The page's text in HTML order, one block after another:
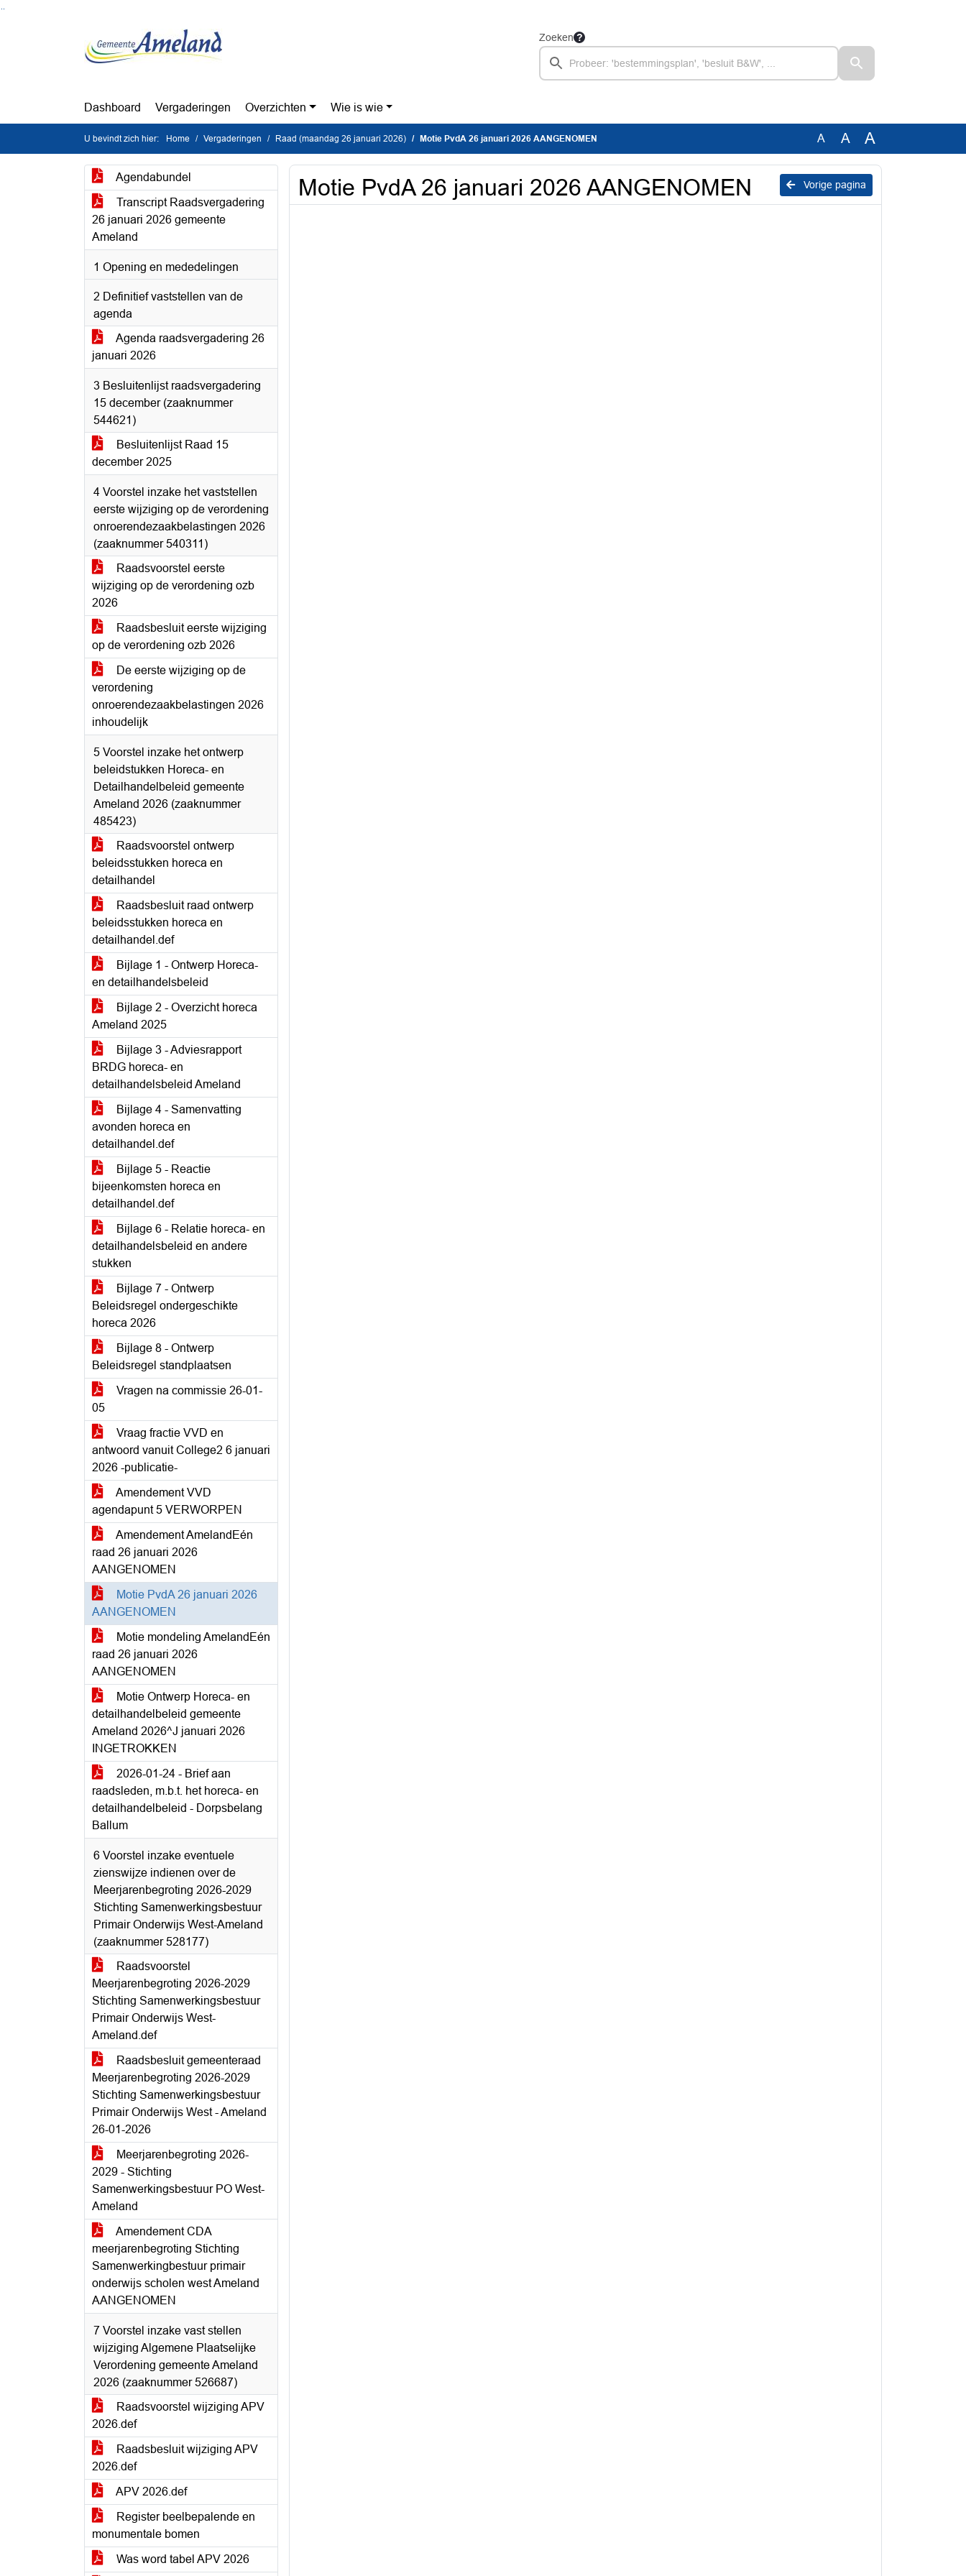
Zoeken
Dashboard Vergaderingen Overzichten Wie is wie
U bevindt zich hier: Home Vergaderingen Raad (maandag 26 januari 2026) Motie PvdA 26 januari 2026 AANGENOMEN A A A
Agendabundel
Transcript Raadsvergadering
26 januari 2026 gemeente
Ameland
1 Opening en mededelingen
2 Definitief vaststellen van de
agenda
Agenda raadsvergadering 26
januari 2026
3 Besluitenlijst raadsvergadering
15 december (zaaknummer
544621)
Besluitenlijst Raad 15
december 2025
4 Voorstel inzake het vaststellen
eerste wijziging op de verordening
onroerendezaakbelastingen 2026
(zaaknummer 540311)
Raadsvoorstel eerste
wijziging op de verordening ozb
2026
Raadsbesluit eerste wijziging
op de verordening ozb 2026
De eerste wijziging op de
verordening
onroerendezaakbelastingen 2026
inhoudelijk
5 Voorstel inzake het ontwerp
beleidstukken Horeca- en
Detailhandelbeleid gemeente
Ameland 2026 (zaaknummer
485423)
Raadsvoorstel ontwerp
beleidsstukken horeca en
detailhandel
Raadsbesluit raad ontwerp
beleidsstukken horeca en
detailhandel.def
Bijlage 1 - Ontwerp Horeca-
en detailhandelsbeleid
Bijlage 2 - Overzicht horeca
Ameland 2025
Bijlage 3 - Adviesrapport
BRDG horeca- en
detailhandelsbeleid Ameland
Bijlage 4 - Samenvatting
avonden horeca en
detailhandel.def
Bijlage 5 - Reactie
bijeenkomsten horeca en
detailhandel.def
Bijlage 6 - Relatie horeca- en
detailhandelsbeleid en andere
stukken
Bijlage 7 - Ontwerp
Beleidsregel ondergeschikte
horeca 2026
Bijlage 8 - Ontwerp
Beleidsregel standplaatsen
Vragen na commissie 26-01-
05
Vraag fractie VVD en
antwoord vanuit College2 6 januari
2026 -publicatie-
Amendement VVD
agendapunt 5 VERWORPEN
Amendement AmelandEén
raad 26 januari 2026
AANGENOMEN
Motie PvdA 26 januari 2026
AANGENOMEN
Motie mondeling AmelandEén
raad 26 januari 2026
AANGENOMEN
Motie Ontwerp Horeca- en
detailhandelbeleid gemeente
Ameland 2026^J januari 2026
INGETROKKEN
2026-01-24 - Brief aan
raadsleden, m.b.t. het horeca- en
detailhandelbeleid - Dorpsbelang
Ballum
6 Voorstel inzake eventuele
zienswijze indienen over de
Meerjarenbegroting 2026-2029
Stichting Samenwerkingsbestuur
Primair Onderwijs West-Ameland
(zaaknummer 528177)
Raadsvoorstel
Meerjarenbegroting 2026-2029
Stichting Samenwerkingsbestuur
Primair Onderwijs West-
Ameland.def
Raadsbesluit gemeenteraad
Meerjarenbegroting 2026-2029
Stichting Samenwerkingsbestuur
Primair Onderwijs West - Ameland
26-01-2026
Meerjarenbegroting 2026-
2029 - Stichting
Samenwerkingsbestuur PO West-
Ameland
Amendement CDA
meerjarenbegroting Stichting
Samenwerkingbestuur primair
onderwijs scholen west Ameland
AANGENOMEN
7 Voorstel inzake vast stellen
wijziging Algemene Plaatselijke
Verordening gemeente Ameland
2026 (zaaknummer 526687)
Raadsvoorstel wijziging APV
2026.def
Raadsbesluit wijziging APV
2026.def
APV 2026.def
Register beelbepalende en
monumentale bomen
Was word tabel APV 2026
Vorige pagina
Motie PvdA 26 januari 2026 AANGENOMEN